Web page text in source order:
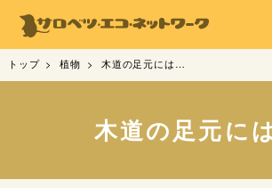
トップ 植物 木道の足元には…
木道の足元に